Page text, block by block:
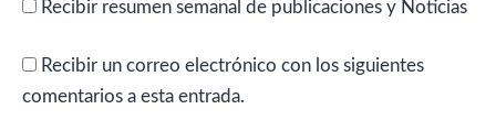
Recibir resumen semanal de publicaciones y Noticias
Recibir un correo electrónico con los siguientes
comentarios a esta entrada.